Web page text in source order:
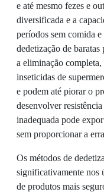
e até mesmo fezes e
diversificada e a
períodos sem comida
dedetização de
a eliminação completa,
inseticidas de
e podem até piorar o
desenvolver
inadequada pode
sem proporcionar a
Os métodos de
significativamente nos
de produtos mais